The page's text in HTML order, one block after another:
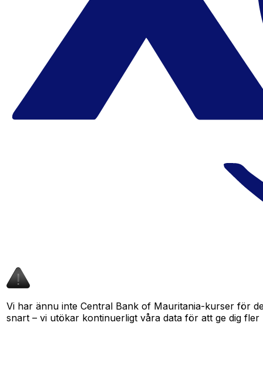
Vi har ännu inte Central Bank of Mauritania-kurser för
snart – vi utökar kontinuerligt våra data för att ge dig fler